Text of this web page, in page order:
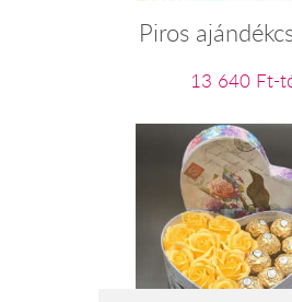
Piros
13 640 Ft-